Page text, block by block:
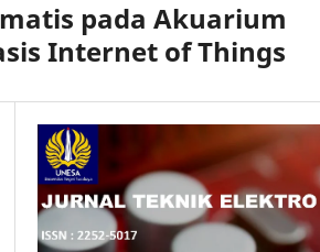
pada Akuarium
Internet of Things